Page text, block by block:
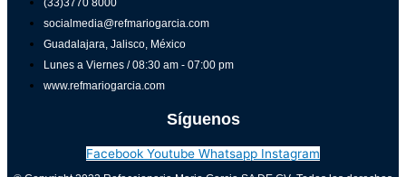
(33)3770 8000
socialmedia@refmariogarcia.com
Guadalajara, Jalisco, México
Lunes a Viernes / 08:30 am - 07:00 pm
www.refmariogarcia.com
Síguenos
Facebook Youtube Whatsapp Instagram